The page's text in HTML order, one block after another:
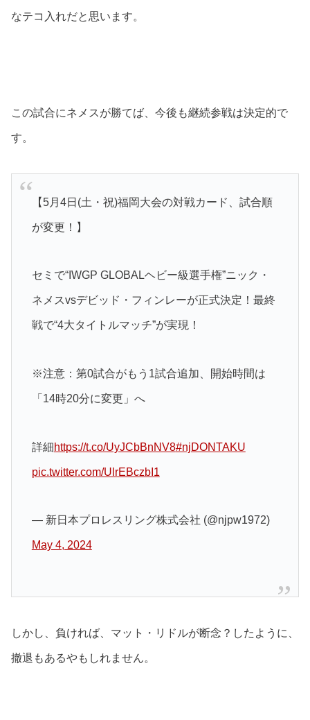
なテコ入れだと思います。
この試合にネメスが勝てば、今後も継続参戦は決定的で
す。
【5月4日(土・祝)福岡大会の対戦カード、試合順
が変更！】
セミで“IWGP GLOBALヘビー級選手権”ニック・
ネメスvsデビッド・フィンレーが正式決定！最終
戦で“4大タイトルマッチ”が実現！
※注意：第0試合がもう1試合追加、開始時間は
「14時20分に変更」へ
詳細https://t.co/UyJCbBnNV8#njDONTAKU
pic.twitter.com/UlrEBczbI1
— 新日本プロレスリング株式会社 (@njpw1972)
May 4, 2024
しかし、負ければ、マット・リドルが断念？したように、
撤退もあるやもしれません。